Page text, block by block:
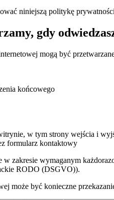
niniejszą politykę
gdy
mogą być
końcowego
w tym strony wejścia i
formularz kontaktowy
w zakresie wymaganym
RODO (DSGVO)).
może być konieczne